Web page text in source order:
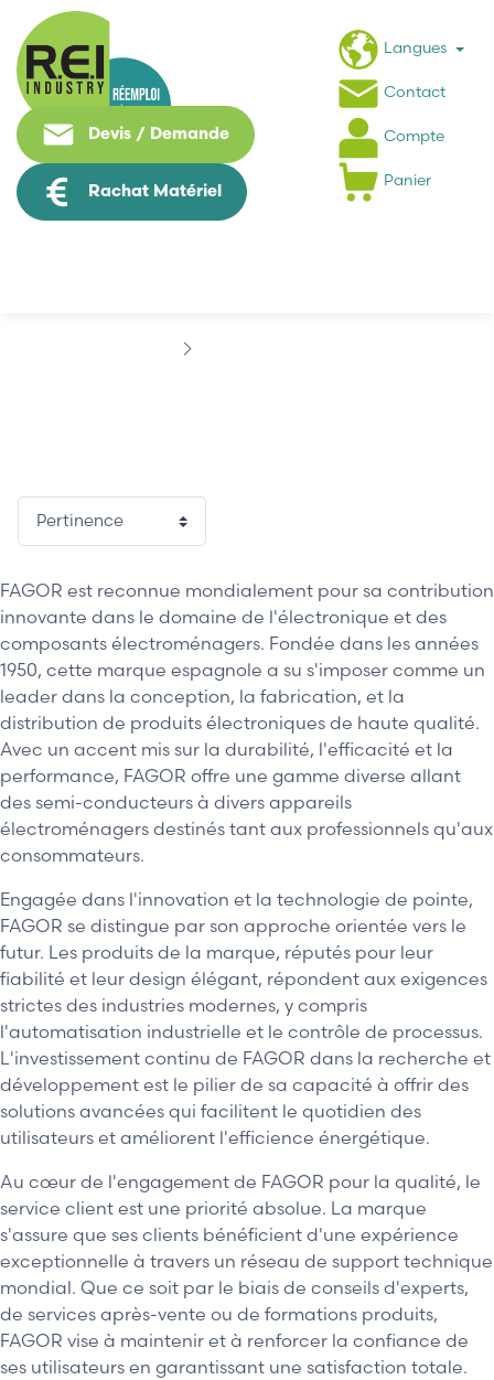
Devis / Demande
Rachat Matériel
Langues
Contact
Compte
Panier
FAGOR est reconnue mondialement pour sa contribution
innovante dans le domaine de l'électronique et des
composants électroménagers. Fondée dans les années
1950, cette marque espagnole a su s'imposer comme un
leader dans la conception, la fabrication, et la
distribution de produits électroniques de haute qualité.
Avec un accent mis sur la durabilité, l'efficacité et la
performance, FAGOR offre une gamme diverse allant
des semi-conducteurs à divers appareils
électroménagers destinés tant aux professionnels qu'aux
consommateurs.
Engagée dans l'innovation et la technologie de pointe,
FAGOR se distingue par son approche orientée vers le
futur. Les produits de la marque, réputés pour leur
fiabilité et leur design élégant, répondent aux exigences
strictes des industries modernes, y compris
l'automatisation industrielle et le contrôle de processus.
L'investissement continu de FAGOR dans la recherche et
développement est le pilier de sa capacité à offrir des
solutions avancées qui facilitent le quotidien des
utilisateurs et améliorent l'efficience énergétique.
Au cœur de l'engagement de FAGOR pour la qualité, le
service client est une priorité absolue. La marque
s'assure que ses clients bénéficient d'une expérience
exceptionnelle à travers un réseau de support technique
mondial. Que ce soit par le biais de conseils d'experts,
de services après-vente ou de formations produits,
FAGOR vise à maintenir et à renforcer la confiance de
ses utilisateurs en garantissant une satisfaction totale.